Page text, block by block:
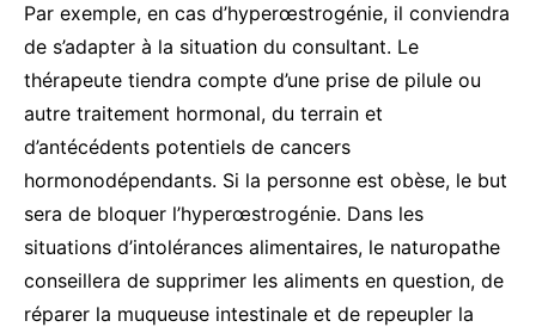
Par exemple, en cas d’hyperœstrogénie, il conviendra
de s’adapter à la situation du consultant. Le
thérapeute tiendra compte d’une prise de pilule ou
autre traitement hormonal, du terrain et
d’antécédents potentiels de cancers
hormonodépendants. Si la personne est obèse, le but
sera de bloquer l’hyperœstrogénie. Dans les
situations d’intolérances alimentaires, le naturopathe
conseillera de supprimer les aliments en question, de
réparer la muqueuse intestinale et de repeupler la